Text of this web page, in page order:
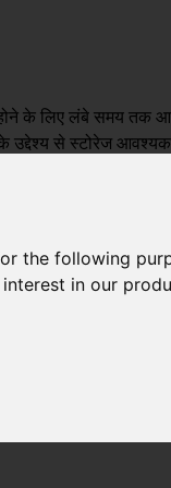
the following
in our
के लिए लंबे समय तक
से स्टोरेज
अनुरोध भेजा है, तो इसे
जाएगा LiSEC
को भी भेजे गए हैं (नीचे